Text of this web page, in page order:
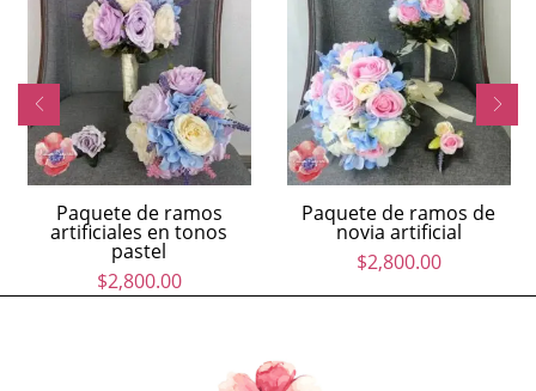
Paquete de ramos
artificiales en tonos
pastel
$2,800.00
Paquete de ramos de
novia artificial
$2,800.00